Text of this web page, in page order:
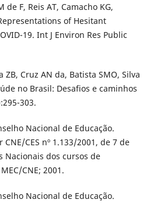
F, Reis AT, Camacho KG,
of Hesitant
19. Int J Environ Res Public
ZB, Cruz AN da, Batista SMO, Silva
no Brasil: Desafios e caminhos
303.
Nacional de Educação.
CES nº 1.133/2001, de 7 de
Nacionais dos cursos de
CNE; 2001.
Nacional de Educação.